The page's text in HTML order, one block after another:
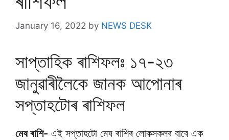
January 16, 2022 by NEWS DESK
সাপ্তাহিক ৰাশিফলঃ ১৭-২৩
জানুৱাৰীলৈকে জানক আপোনাৰ
সপ্তাহটোৰ ৰাশিফল
মেষ ৰাশি- এই সপ্তাহটো মেষ ৰাশিৰ লোকসকলৰ বাবে এক